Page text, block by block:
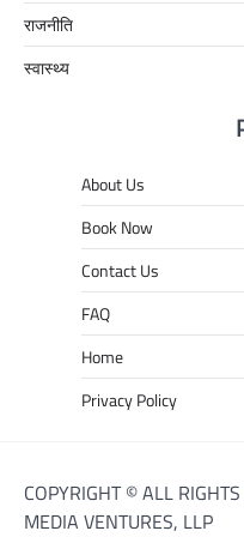
राजनीति
स्वास्थ्य
About Us
Book Now
Contact Us
FAQ
Home
Privacy Policy
COPYRIGHT © ALL
MEDIA VENTURES, LLP